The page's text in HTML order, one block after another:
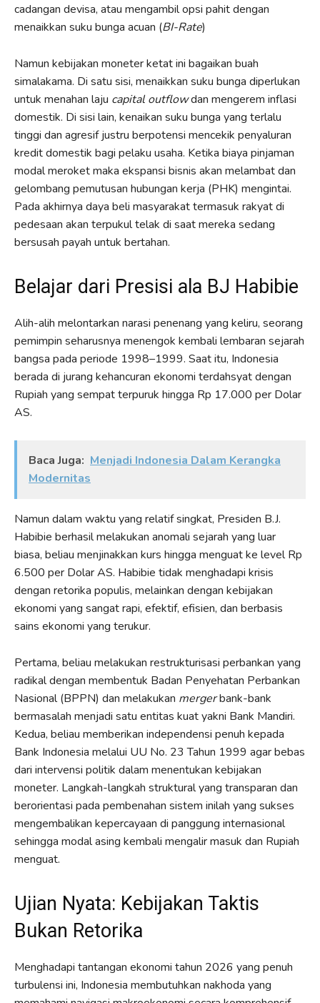
cadangan devisa, atau mengambil opsi pahit dengan
menaikkan suku bunga acuan (BI-Rate)
Namun kebijakan moneter ketat ini bagaikan buah
simalakama. Di satu sisi, menaikkan suku bunga diperlukan
untuk menahan laju capital outflowdan mengerem inflasi
domestik. Di sisi lain, kenaikan suku bunga yang terlalu
tinggi dan agresif justru berpotensi mencekik penyaluran
kredit domestik bagi pelaku usaha. Ketika biaya pinjaman
modal meroket maka ekspansi bisnis akan melambat dan
gelombang pemutusan hubungan kerja (PHK) mengintai.
Pada akhirnya daya beli masyarakat termasuk rakyat di
pedesaan akan terpukul telak di saat mereka sedang
bersusah payah untuk bertahan.
Belajar dari Presisi ala BJ Habibie
Alih-alih melontarkan narasi penenang yang keliru, seorang
pemimpin seharusnya menengok kembali lembaran sejarah
bangsa pada periode 1998–1999. Saat itu, Indonesia
berada di jurang kehancuran ekonomi terdahsyat dengan
Rupiah yang sempat terpuruk hingga Rp 17.000 per Dolar
AS.
Baca Juga: Menjadi Indonesia Dalam Kerangka
Modernitas
Namun dalam waktu yang relatif singkat, Presiden B.J.
Habibie berhasil melakukan anomali sejarah yang luar
biasa, beliau menjinakkan kurs hingga menguat ke level Rp
6.500 per Dolar AS. Habibie tidak menghadapi krisis
dengan retorika populis, melainkan dengan kebijakan
ekonomi yang sangat rapi, efektif, efisien, dan berbasis
sains ekonomi yang terukur.
Pertama, beliau melakukan restrukturisasi perbankan yang
radikal dengan membentuk Badan Penyehatan Perbankan
Nasional (BPPN) dan melakukan mergerbank-bank
bermasalah menjadi satu entitas kuat yakni Bank Mandiri.
Kedua, beliau memberikan independensi penuh kepada
Bank Indonesia melalui UU No. 23 Tahun 1999 agar bebas
dari intervensi politik dalam menentukan kebijakan
moneter. Langkah-langkah struktural yang transparan dan
berorientasi pada pembenahan sistem inilah yang sukses
mengembalikan kepercayaan di panggung internasional
sehingga modal asing kembali mengalir masuk dan Rupiah
menguat.
Ujian Nyata: Kebijakan Taktis
Bukan Retorika
Menghadapi tantangan ekonomi tahun 2026 yang penuh
turbulensi ini, Indonesia membutuhkan nakhoda yang